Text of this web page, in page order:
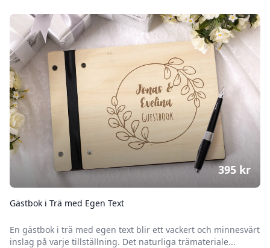
Gästbok i Trä med Egen Text
En gästbok i trä med egen text blir ett vackert och minnesvärt
inslag på varje tillställning. Det naturliga trämateriale...
395 kr